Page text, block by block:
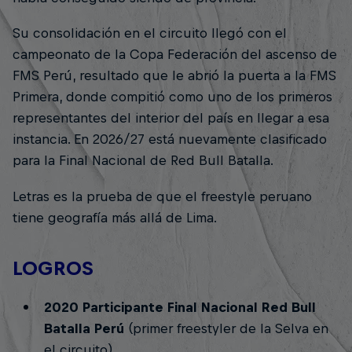
Su consolidación en el circuito llegó con el
campeonato de la Copa Federación del ascenso de
FMS Perú, resultado que le abrió la puerta a la FMS
Primera, donde compitió como uno de los primeros
representantes del interior del país en llegar a esa
instancia. En 2026/27 está nuevamente clasificado
para la Final Nacional de Red Bull Batalla.
Letras es la prueba de que el freestyle peruano
tiene geografía más allá de Lima.
LOGROS
2020 Participante Final Nacional Red Bull
Batalla Perú (primer freestyler de la Selva en